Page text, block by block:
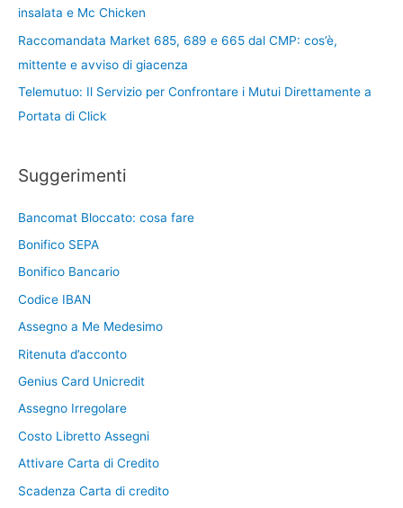
insalata e Mc Chicken
Raccomandata Market 685, 689 e 665 dal CMP: cos’è,
mittente e avviso di giacenza
Telemutuo: Il Servizio per Confrontare i Mutui Direttamente a
Portata di Click
Suggerimenti
Bancomat Bloccato: cosa fare
Bonifico SEPA
Bonifico Bancario
Codice IBAN
Assegno a Me Medesimo
Ritenuta d’acconto
Genius Card Unicredit
Assegno Irregolare
Costo Libretto Assegni
Attivare Carta di Credito
Scadenza Carta di credito